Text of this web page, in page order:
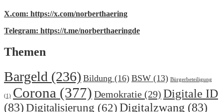
X.com: https://x.com/norberthaering
Telegram: https://t.me/norberthaeringde
Themen
Bargeld (236) Bildung (16) BSW (13) Bürgerbeteiligung
(1) Corona (377) Demokratie (29) Digitale ID
(83) Digitalisierung (62) Digitalzwang (83)